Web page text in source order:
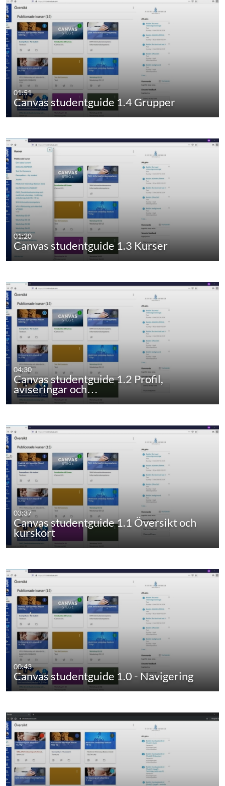
01:51
Canvas studentguide 1.4 Grupper
01:20
Canvas studentguide 1.3 Kurser
04:30
Canvas studentguide 1.2 Profil,
aviseringar och…
03:37
Canvas studentguide 1.1 Översikt och
kurskort
00:43
Canvas studentguide 1.0 - Navigering